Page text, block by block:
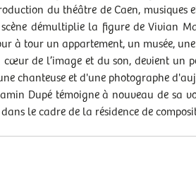
du théâtre de Caen, musiques
démultiplie la figure de Vivian
à tour un appartement, un musée,
cœur de l’image et du son, devient un
chanteuse et d'une photographe
Dupé témoigne à nouveau de sa
le cadre de la résidence de